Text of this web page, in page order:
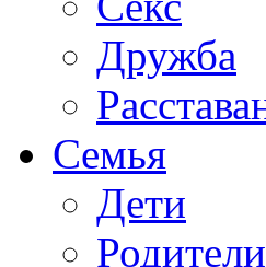
Дружба
Семья
Дети
Родители